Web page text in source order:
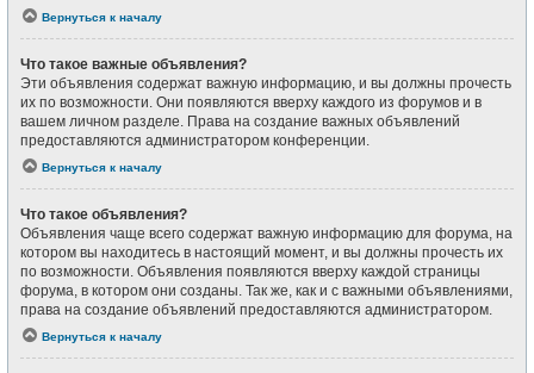
Вернуться к началу
Что такое важные объявления?
Эти объявления содержат важную информацию, и вы должны прочесть
их по возможности. Они появляются вверху каждого из форумов и в
вашем личном разделе. Права на создание важных объявлений
предоставляются администратором конференции.
Вернуться к началу
Что такое объявления?
Объявления чаще всего содержат важную информацию для форума, на
котором вы находитесь в настоящий момент, и вы должны прочесть их
по возможности. Объявления появляются вверху каждой страницы
форума, в котором они созданы. Так же, как и с важными объявлениями,
права на создание объявлений предоставляются администратором.
Вернуться к началу